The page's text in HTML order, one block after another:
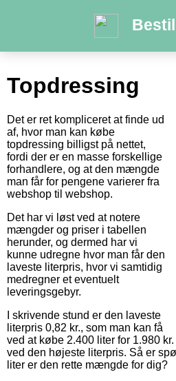
Topdressing
Det er ret kompliceret at finde ud
af, hvor man kan købe
topdressing billigst på nettet,
fordi der er en masse forskellige
forhandlere, og at den mængde
man får for pengene varierer fra
webshop til webshop.
Det har vi løst ved at notere
mængder og priser i tabellen
herunder, og dermed har vi
kunne udregne hvor man får den
laveste literpris, hvor vi samtidig
medregner et eventuelt
leveringsgebyr.
I skrivende stund er den laveste
literpris 0,82 kr., som man kan få
ved at købe 2.400 liter for 1.980
ved den højeste literpris. Så er
liter er den rette mængde for dig?